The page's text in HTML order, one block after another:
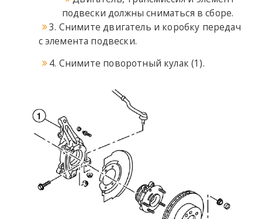
подвески должны сниматься в сборе.
3. Снимите двигатель и коробку передач
с элемента подвески.
4. Снимите поворотный кулак (1).